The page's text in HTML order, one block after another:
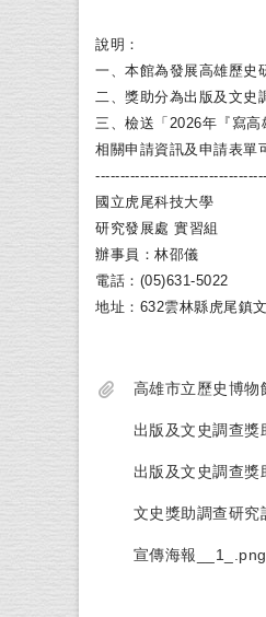
說明：
一、本館為發展高雄歷史
二、獎助分為出版及文史
三、檢送「2026年『寫高
相關申請資訊及申請表單
------------------------------
國立虎尾科技大學
研究發展處 實習組
辦事員：林邵儀
電話：(05)631-5022
地址：632雲林縣虎尾鎮
高雄市立歷史博物
出版及文史調查
出版及文史調查
文史獎助調查研
宣傳海報__1_.png